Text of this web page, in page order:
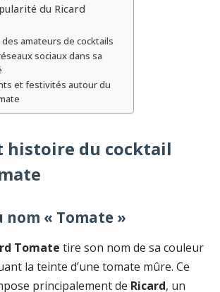
du Ricard
amateurs de cocktails
sociaux dans sa
et festivités autour du
histoire du cocktail
nom « Tomate »
Tomate tire son nom de sa couleur
la teinte d’une tomate mûre. Ce
principalement de Ricard, un